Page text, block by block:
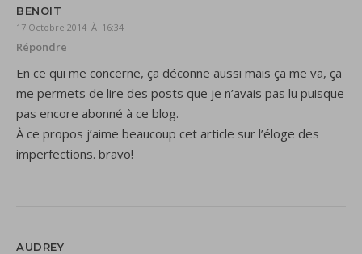
BENOIT
17 Octobre 2014 À 16:34
Répondre
En ce qui me concerne, ça déconne aussi mais ça me va, ça
me permets de lire des posts que je n’avais pas lu puisque
pas encore abonné à ce blog.
À ce propos j’aime beaucoup cet article sur l’éloge des
imperfections. bravo!
AUDREY